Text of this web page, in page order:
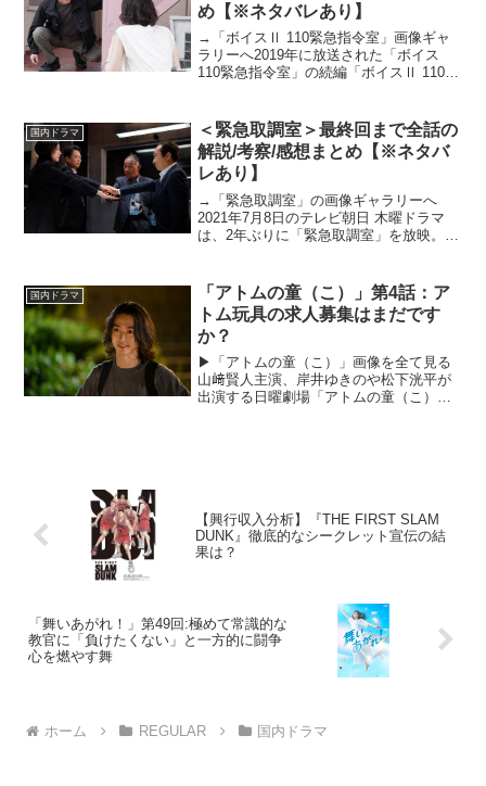
め【※ネタバレあり】
→「ボイスⅡ 110緊急指令室」画像ギャ
ラリーへ2019年に放送された「ボイス
110緊急指令室」の続編「ボイスⅡ 110緊
報からの10分間が生死を分ける、緊張度
M...
国内ドラマ
＜緊急取調室＞最終回まで全話の
解説/考察/感想まとめ【※ネタバ
レあり】
→「緊急取調室」の画像ギャラリーへ
2021年7月8日のテレビ朝日 木曜ドラマ
は、2年ぶりに「緊急取調室」を放映。主
cinemas PLUSでは毎話公式ライターが感
想を記して...
国内ドラマ
「アトムの童（こ）」第4話：ア
トム玩具の求人募集はまだです
か？
▶︎「アトムの童（こ）」画像を全て見る
山﨑賢人主演、岸井ゆきのや松下洸平が
出演する日曜劇場「アトムの童（こ）」
【興行収入分析】『THE FIRST SLAM
DUNK』徹底的なシークレット宣伝の結
果は？
「舞いあがれ！」第49回:極めて常識的な
教官に「負けたくない」と一方的に闘争
心を燃やす舞
ホーム REGULAR 国内ドラマ